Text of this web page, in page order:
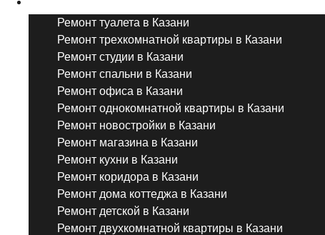
Ремонт туалета в Казани
Ремонт трехкомнатной квартиры в Казани
Ремонт студии в Казани
Ремонт спальни в Казани
Ремонт офиса в Казани
Ремонт однокомнатной квартиры в Казани
Ремонт новостройки в Казани
Ремонт магазина в Казани
Ремонт кухни в Казани
Ремонт коридора в Казани
Ремонт дома коттеджа в Казани
Ремонт детской в Казани
Ремонт двухкомнатной квартиры в Казани